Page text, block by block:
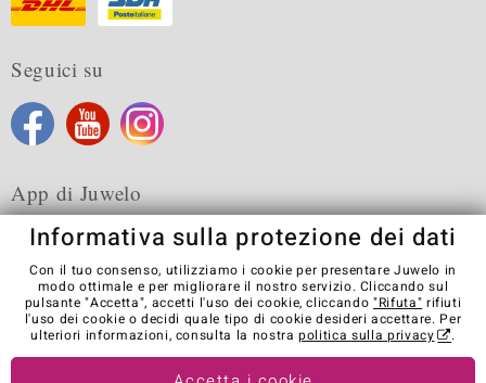
Seguici su
App di Juwelo
Condizioni generali di vendita Informativa Privacy
Cookies
Note legali
Contatti
Recedere dal contratto
Visit our stores in other countries:
Informativa sulla protezione dei dati
Con il tuo consenso, utilizziamo i cookie per presentare Juwelo in
modo ottimale e per migliorare il nostro servizio. Cliccando sul
pulsante "Accetta", accetti l'uso dei cookie, cliccando "Rifuta" rifiuti
l'uso dei cookie o decidi quale tipo di cookie desideri accettare. Per
ulteriori informazioni, consulta la nostrapolitica sulla privacy .